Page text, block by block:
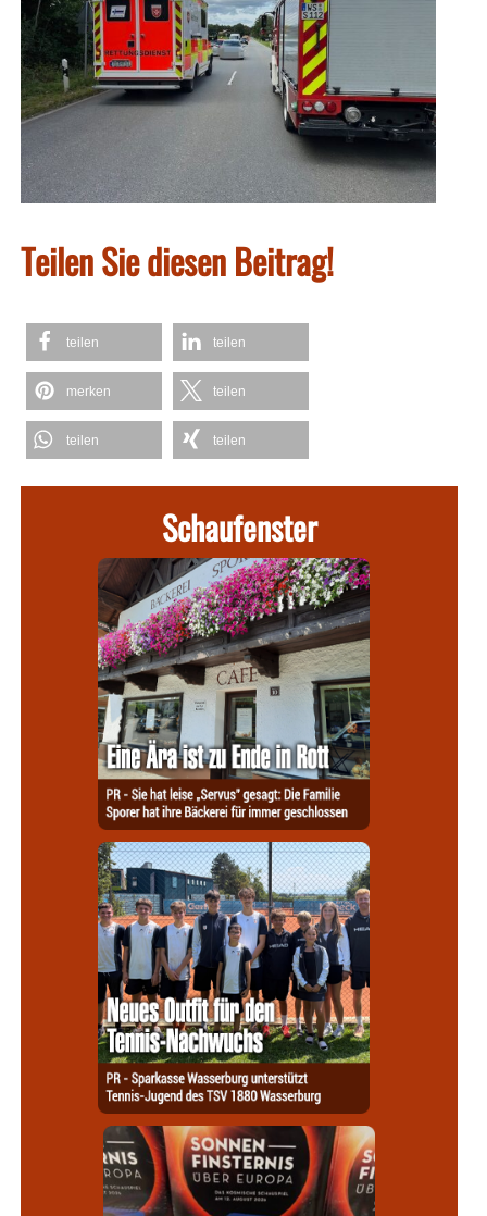
Teilen Sie diesen Beitrag!
teilen teilen
merken teilen
teilen teilen
Schaufenster